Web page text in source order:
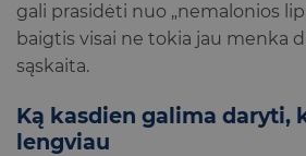
gali prasidėti nuo „nemalonios
baigtis visai ne tokia jau menka
sąskaita.
Ką kasdien galima daryti,
lengviau